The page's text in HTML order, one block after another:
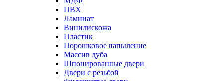
ПВХ
Ламинат
Винилискожа
Пластик
Порошковое напыление
Массив дуба
Шпонированные двери
Двери с резьбой